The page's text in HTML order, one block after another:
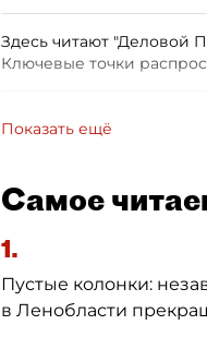
Здесь читают "Деловой
Ключевые точки
Показать ещё
Самое
1.
Пустые колонки:
в Ленобласти